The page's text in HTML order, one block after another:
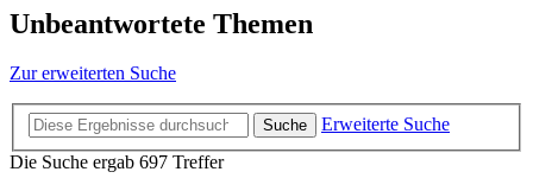
Unbeantwortete Themen
Zur erweiterten Suche
Suche
Erweiterte Suche
Die Suche ergab 697 Treffer